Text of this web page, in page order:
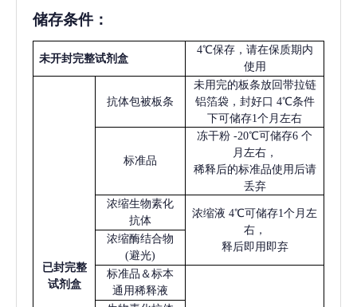
储存条件：
未开封完整试剂盒
4℃保存，请在保质期内
使用
已封完整
试剂盒
抗体包被板条
未用完的板条放回带拉链
铝箔袋，封好口 4℃条件
下可储存1个月左右
标准品
冻干粉 -20℃可储存6 个
月左右，
稀释后的标准品使用后请
丢弃
浓缩生物素化
抗体
浓缩液 4℃可储存1个月左
右，
释后即用即弃
浓缩酶结合物
(避光)
标准品＆标本
通用稀释液